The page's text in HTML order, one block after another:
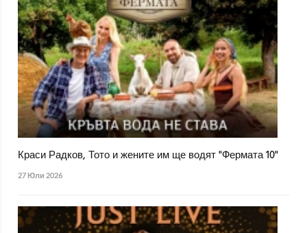
Краси Радков, Тото и жените им ще водят "Фермата 10"
27 Юли 2026